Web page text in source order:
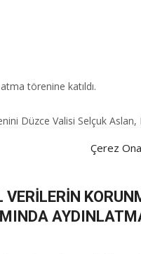
Çerez
VERİLERİN
törenine katıldı.​
Düzce Valisi Selçuk
Tanju Acar başta
da inşa ediyorlar.